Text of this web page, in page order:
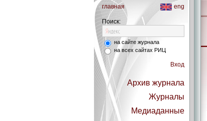
главная eng
Поиск:
на сайте журнала
на всех сайтах РИЦ
Вход
Архив журнала
Журналы
Медиаданные